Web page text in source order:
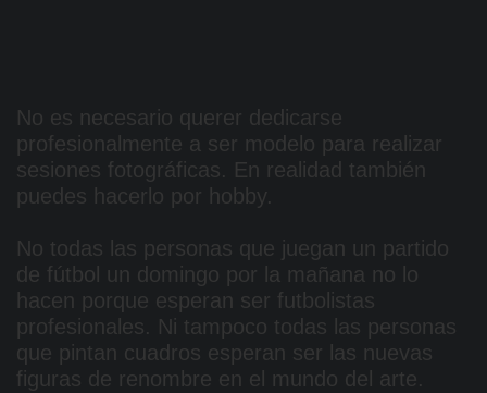
No es necesario querer dedicarse
profesionalmente a ser modelo para realizar
sesiones fotográficas. En realidad también
puedes hacerlo por hobby.
No todas las personas que juegan un partido
de fútbol un domingo por la mañana no lo
hacen porque esperan ser futbolistas
profesionales. Ni tampoco todas las personas
que pintan cuadros esperan ser las nuevas
figuras de renombre en el mundo del arte.